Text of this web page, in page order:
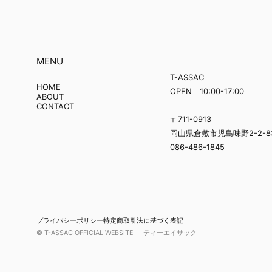
T-ASSAC
OPEN 10:00-17:00
〒711-0913
岡山県倉敷市児島味野2-2-
086-486-1845
MENU
HOME
ABOUT
CONTACT
プライバシーポリシー特定商取引法に基づく表記
© T-ASSAC OFFICIAL WEBSITE ｜ ティーエイサック